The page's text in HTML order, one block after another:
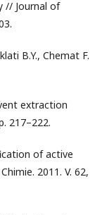
// Journal of
B.Y., Chemat F.
extraction
217–222.
of active
2011. V. 62,